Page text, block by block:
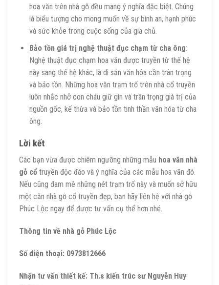
hoa văn trên nhà gỗ đều mang ý nghĩa đặc biệt. Chúng
là biểu tượng cho mong muốn về sự bình an, hạnh phúc
và sức khỏe trong cuộc sống của gia chủ.
Bảo tồn giá trị nghệ thuật đục chạm từ cha ông:
Nghệ thuật đục chạm hoa văn được truyền từ thế hệ
này sang thế hệ khác, là di sản văn hóa cần trân trọng
và bảo tồn. Những hoa văn trạm trổ trên nhà cổ truyền
luôn nhắc nhở con cháu giữ gìn và trân trọng giá trị của
nguồn gốc, kế thừa và bảo tồn tinh thần văn hóa từ cha
ông.
Lời kết
Các bạn vừa được chiêm ngưỡng những mẫu hoa văn nhà
gỗ cổ truyền độc đáo và ý nghĩa của các mẫu hoa văn đó.
Nếu cũng đam mê những nét trạm trổ này và muốn sở hữu
một căn nhà gỗ cổ truyền đẹp, bạn hãy liên hệ với nhà gỗ
Phúc Lộc ngay để được tư vấn cụ thể hơn nhé.
Thông tin về nhà gỗ Phúc Lộc
Số điện thoại: 0973812666
Nhận tư vấn thiết kế: Th.s kiến trúc sư Nguyễn Huy